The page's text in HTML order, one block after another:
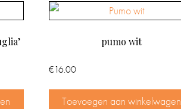
pumo wit
€16.00
Toevoegen aan winkelwagen